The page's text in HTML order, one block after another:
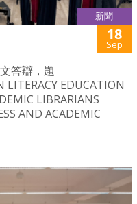
新聞
18
Sep
答辯，題
EDUCATION
LIBRARIANS
AND ACADEMIC